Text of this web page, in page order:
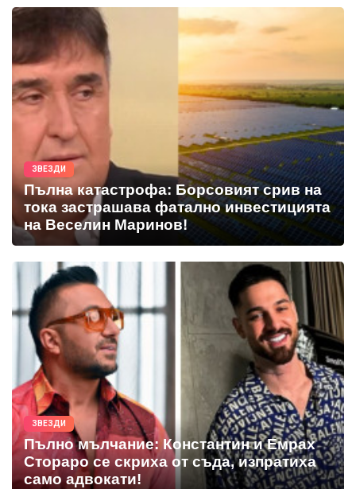
ЗВЕЗДИ
Пълна катастрофа: Борсовият срив на
тока застрашава фатално инвестицията
на Веселин Маринов!
ЗВЕЗДИ
Пълно мълчание: Константин и Емрах
Стораро се скриха от съда, изпратиха
само адвокати!